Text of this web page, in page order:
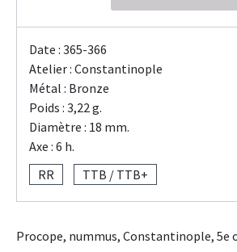
Date : 365-366
Atelier : Constantinople
Métal : Bronze
Poids : 3,22 g.
Diamètre : 18 mm.
Axe : 6 h.
RR
TTB / TTB+
Procope, nummus, Constantinople, 5e